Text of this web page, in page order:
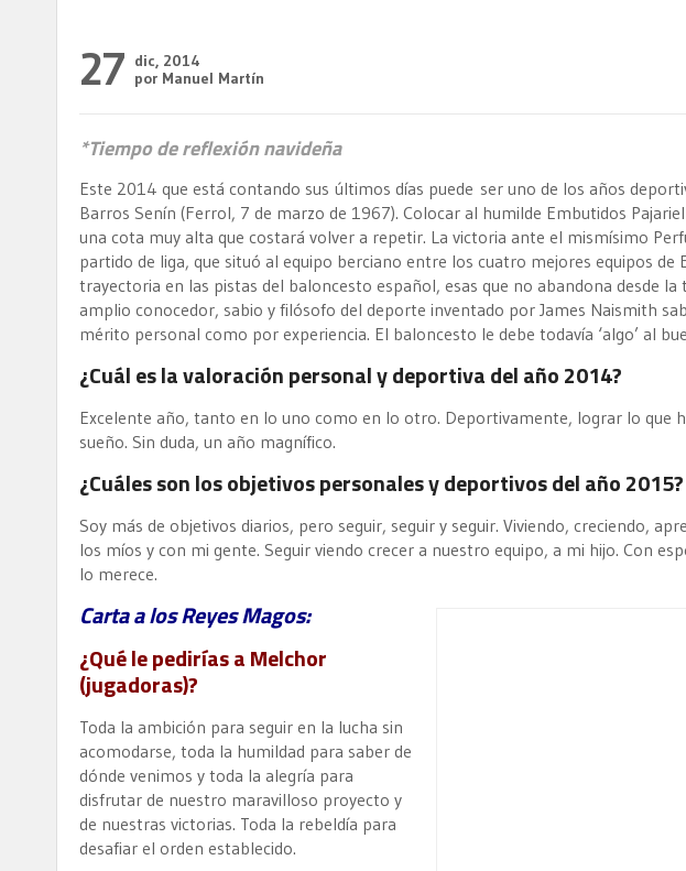
27 dic, 2014
por Manuel Martín
*Tiempo de reflexión navideña
Este 2014 que está contando sus últimos días puede ser uno de los años
Barros Senín (Ferrol, 7 de marzo de 1967). Colocar al humilde Embutidos
una cota muy alta que costará volver a repetir. La victoria ante el mismísimo
partido de liga, que situó al equipo berciano entre los cuatro mejores equipos de
trayectoria en las pistas del baloncesto español, esas que no abandona desde
amplio conocedor, sabio y filósofo del deporte inventado por James Naismith
mérito personal como por experiencia. El baloncesto le debe todavía ‘algo’ al
¿Cuál es la valoración personal y deportiva del año 2014?
Excelente año, tanto en lo uno como en lo otro. Deportivamente, lograr lo que
sueño. Sin duda, un año magnífico.
¿Cuáles son los objetivos personales y deportivos del año 2015?
Soy más de objetivos diarios, pero seguir, seguir y seguir. Viviendo, creciendo,
los míos y con mi gente. Seguir viendo crecer a nuestro equipo, a mi hijo. Con
lo merece.
Carta a los Reyes Magos:
¿Qué le pedirías a Melchor
(jugadoras)?
Toda la ambición para seguir en la lucha sin
acomodarse, toda la humildad para saber de
dónde venimos y toda la alegría para
disfrutar de nuestro maravilloso proyecto y
de nuestras victorias. Toda la rebeldía para
desafiar el orden establecido.